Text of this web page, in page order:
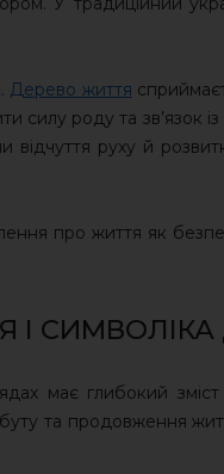
Дерево життя
силу роду та зв’язок
відчуття руху й
про життя як
І
має глибокий зміст
та продовження